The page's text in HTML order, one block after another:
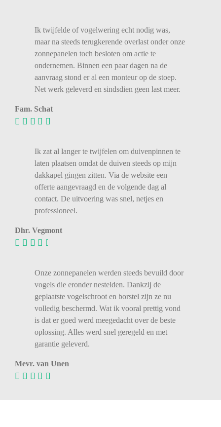
Ik twijfelde of vogelwering echt nodig was,
maar na steeds terugkerende overlast onder onze
zonnepanelen toch besloten om actie te
ondernemen. Binnen een paar dagen na de
aanvraag stond er al een monteur op de stoep.
Net werk geleverd en sindsdien geen last meer.
Fam. Schat
Ik zat al langer te twijfelen om duivenpinnen te
laten plaatsen omdat de duiven steeds op mijn
dakkapel gingen zitten. Via de website een
offerte aangevraagd en de volgende dag al
contact. De uitvoering was snel, netjes en
professioneel.
Dhr. Vegmont
Onze zonnepanelen werden steeds bevuild door
vogels die eronder nestelden. Dankzij de
geplaatste vogelschroot en borstel zijn ze nu
volledig beschermd. Wat ik vooral prettig vond
is dat er goed werd meegedacht over de beste
oplossing. Alles werd snel geregeld en met
garantie geleverd.
Mevr. van Unen